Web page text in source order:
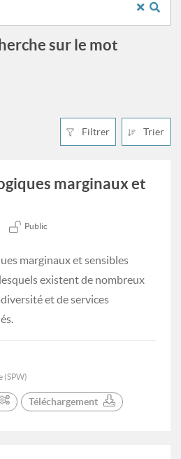
sur le mot
Filtrer Trier
marginaux et
Public
marginaux et sensibles
existent de nombreux
et de services
(SPW)
Téléchargement